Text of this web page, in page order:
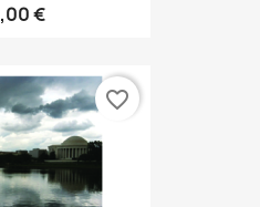
€
favorite_border